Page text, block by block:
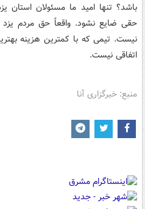
باشد؟ تنها امید ما مسئولان استان
حقی ضایع نشود. واقعاً حق مردم
نیست. تیمی که با کمترین هزینه
اتفاقی نیست.
منبع: خبرگزاری آنا